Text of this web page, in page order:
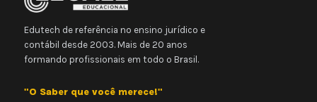
Edutech de referência no ensino jurídico e
contábil desde 2003. Mais de 20 anos
formando profissionais em todo o Brasil.
"O Saber que você merece!"